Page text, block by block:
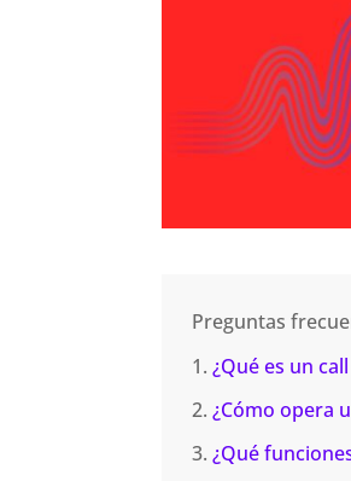
Preguntas
¿Qué es un
¿Cómo opera
¿Qué